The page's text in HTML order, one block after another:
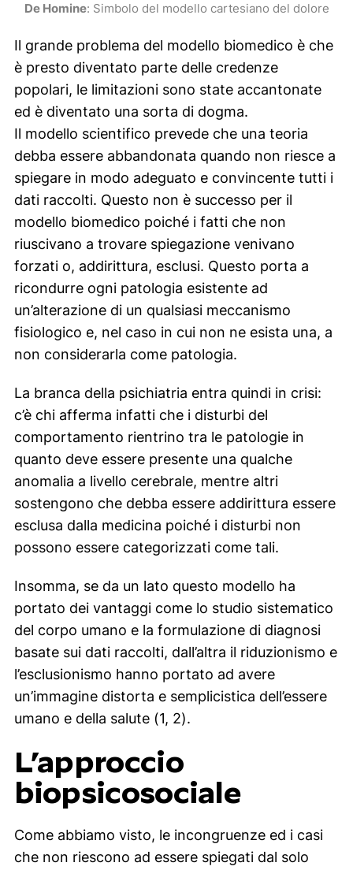
De Homine: Simbolo del modello cartesiano del dolore
Il grande problema del modello biomedico è che
è presto diventato parte delle credenze
popolari, le limitazioni sono state accantonate
ed è diventato una sorta di dogma.
Il modello scientifico prevede che una teoria
debba essere abbandonata quando non riesce a
spiegare in modo adeguato e convincente tutti i
dati raccolti. Questo non è successo per il
modello biomedico poiché i fatti che non
riuscivano a trovare spiegazione venivano
forzati o, addirittura, esclusi. Questo porta a
ricondurre ogni patologia esistente ad
un’alterazione di un qualsiasi meccanismo
fisiologico e, nel caso in cui non ne esista una, a
non considerarla come patologia.
La branca della psichiatria entra quindi in crisi:
c’è chi afferma infatti che i disturbi del
comportamento rientrino tra le patologie in
quanto deve essere presente una qualche
anomalia a livello cerebrale, mentre altri
sostengono che debba essere addirittura essere
esclusa dalla medicina poiché i disturbi non
possono essere categorizzati come tali.
Insomma, se da un lato questo modello ha
portato dei vantaggi come lo studio sistematico
del corpo umano e la formulazione di diagnosi
basate sui dati raccolti, dall’altra il riduzionismo e
l’esclusionismo hanno portato ad avere
un’immagine distorta e semplicistica dell’essere
umano e della salute (1, 2).
L’approccio
biopsicosociale
Come abbiamo visto, le incongruenze ed i casi
che non riescono ad essere spiegati dal solo